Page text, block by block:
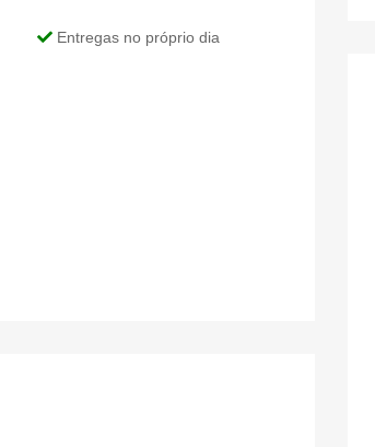
Entregas no próprio dia